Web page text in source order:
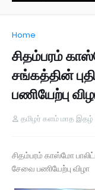
Home
சிதம்பரம்
சங்கத்தின்
பணியேற்பு
தமிழர் களம் மாத இதழ்
சிதம்பரம் காஸ்மோ
சேவை பணியேற்பு விழா